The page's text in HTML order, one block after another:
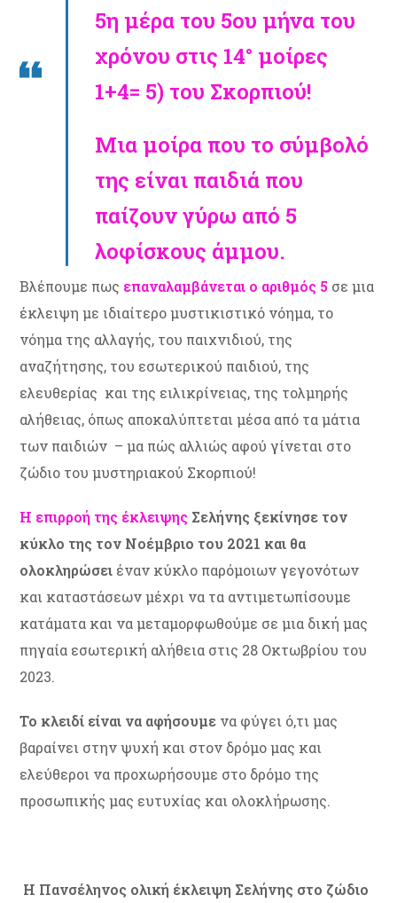
5η μέρα του 5ου μήνα του
χρόνου στις 14° μοίρες
1+4= 5) του Σκορπιού!
Μια μοίρα που το σύμβολό
της είναι παιδιά που
παίζουν γύρω από 5
λοφίσκους άμμου.
Βλέπουμε πως επαναλαμβάνεται ο αριθμός 5 σε μια
έκλειψη με ιδιαίτερο μυστικιστικό νόημα, το
νόημα της αλλαγής, του παιχνιδιού, της
αναζήτησης, του εσωτερικού παιδιού, της
ελευθερίας και της ειλικρίνειας, της τολμηρής
αλήθειας, όπως αποκαλύπτεται μέσα από τα μάτια
των παιδιών – μα πώς αλλιώς αφού γίνεται στο
ζώδιο του μυστηριακού Σκορπιού!
Η επιρροή της έκλειψης Σελήνης ξεκίνησε τον
κύκλο της τον Νοέμβριο του 2021 και θα
ολοκληρώσει έναν κύκλο παρόμοιων γεγονότων
και καταστάσεων μέχρι να τα αντιμετωπίσουμε
κατάματα και να μεταμορφωθούμε σε μια δική μας
πηγαία εσωτερική αλήθεια στις 28 Οκτωβρίου του
2023.
Το κλειδί είναι να αφήσουμε να φύγει ό,τι μας
βαραίνει στην ψυχή και στον δρόμο μας και
ελεύθεροι να προχωρήσουμε στο δρόμο της
προσωπικής μας ευτυχίας και ολοκλήρωσης.
Η Πανσέληνος ολική έκλειψη Σελήνης στο ζώδιο